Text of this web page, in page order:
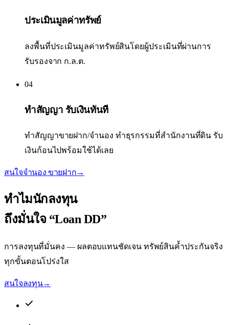
ประเมินมูลค่าทรัพย์
ลงพื้นที่ประเมินมูลค่าทรัพย์สินโดยผู้ประเมินที่ผ่านการ
รับรองจาก ก.ล.ต.
04
ทำสัญญา รับเงินทันที
ทำสัญญาขายฝาก/จำนอง ทำธุรกรรมที่สำนักงานที่ดิน รับ
เงินก้อนไปพร้อมใช้ได้เลย
สนใจจำนอง ขายฝาก→
ทำไมนักลงทุน
ถึงมั่นใจ “Loan DD”
การลงทุนที่มั่นคง — ผลตอบแทนชัดเจน ทรัพย์สินค้ำประกันจริง
ทุกขั้นตอนโปร่งใส
สนใจลงทุน→